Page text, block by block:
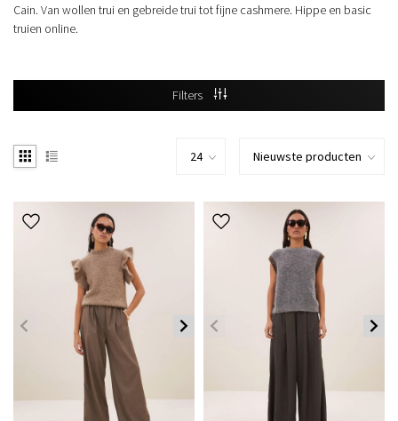
Cain. Van wollen trui en gebreide trui tot fijne cashmere. Hippe en basic
truien online.
Filters